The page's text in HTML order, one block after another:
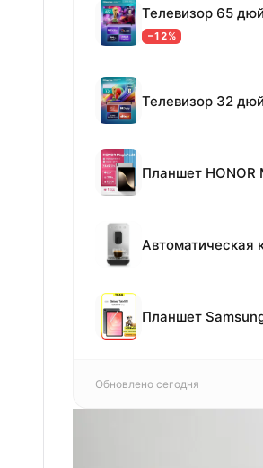
Телевизор 65
−12%
Телевизор 32
Обновлено сегодня